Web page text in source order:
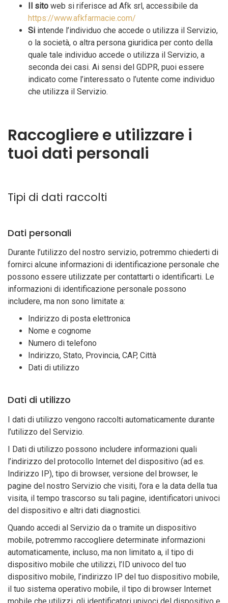
Il sito web si riferisce ad Afk srl, accessibile da
https://www.afkfarmacie.com/
Si intende l’individuo che accede o utilizza il Servizio,
o la società, o altra persona giuridica per conto della
quale tale individuo accede o utilizza il Servizio, a
seconda dei casi. Ai sensi del GDPR, puoi essere
indicato come l’interessato o l’utente come individuo
che utilizza il Servizio.
Raccogliere e utilizzare i
tuoi dati personali
Tipi di dati raccolti
Dati personali
Durante l’utilizzo del nostro servizio, potremmo chiederti di
fornirci alcune informazioni di identificazione personale che
possono essere utilizzate per contattarti o identificarti. Le
informazioni di identificazione personale possono
includere, ma non sono limitate a:
Indirizzo di posta elettronica
Nome e cognome
Numero di telefono
Indirizzo, Stato, Provincia, CAP, Città
Dati di utilizzo
Dati di utilizzo
I dati di utilizzo vengono raccolti automaticamente durante
l’utilizzo del Servizio.
I Dati di utilizzo possono includere informazioni quali
l’indirizzo del protocollo Internet del dispositivo (ad es.
Indirizzo IP), tipo di browser, versione del browser, le
pagine del nostro Servizio che visiti, l’ora e la data della tua
visita, il tempo trascorso su tali pagine, identificatori univoci
del dispositivo e altri dati diagnostici.
Quando accedi al Servizio da o tramite un dispositivo
mobile, potremmo raccogliere determinate informazioni
automaticamente, incluso, ma non limitato a, il tipo di
dispositivo mobile che utilizzi, l’ID univoco del tuo
dispositivo mobile, l’indirizzo IP del tuo dispositivo mobile,
il tuo sistema operativo mobile, il tipo di browser Internet
mobile che utilizzi, gli identificatori univoci del dispositivo e